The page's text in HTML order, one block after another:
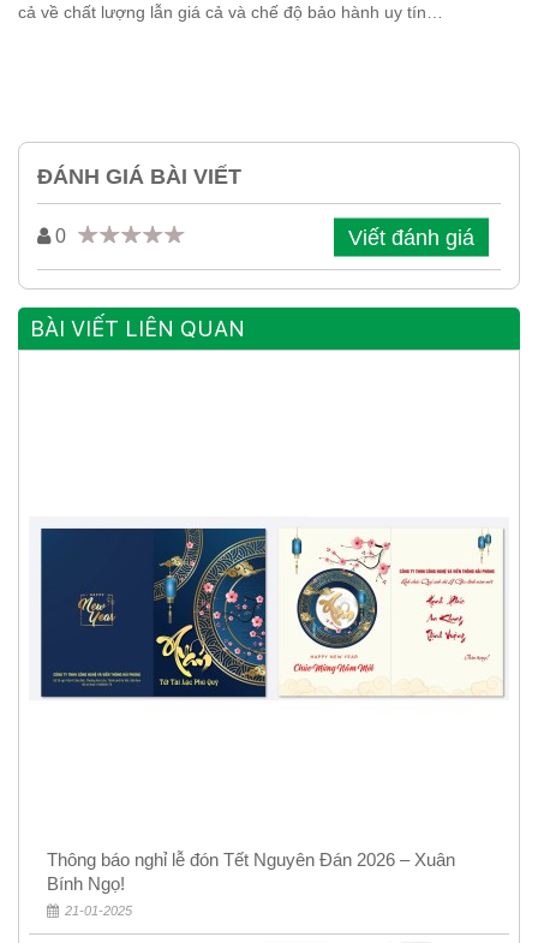
cả về chất lượng lẫn giá cả và chế độ bảo hành uy tín…
ĐÁNH GIÁ BÀI VIẾT
0 Viết đánh giá
BÀI VIẾT LIÊN QUAN
Thông báo nghỉ lễ đón Tết Nguyên Đán 2026 – Xuân
Bính Ngọ!
21-01-2025